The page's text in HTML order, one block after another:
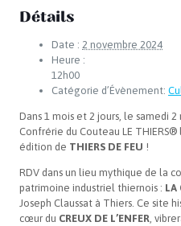
Détails
Date : 2 novembre 2024
Heure :
12h00
Catégorie d’Évènement:
Dans 1 mois et 2 jours, le samedi 2
Confrérie du Couteau LE
édition de THIERS DE FEU !
RDV dans un lieu mythique de la
patrimoine industriel thiernois : LA
Joseph Claussat à Thiers. Ce site
cœur du CREUX DE L’ENFER ,